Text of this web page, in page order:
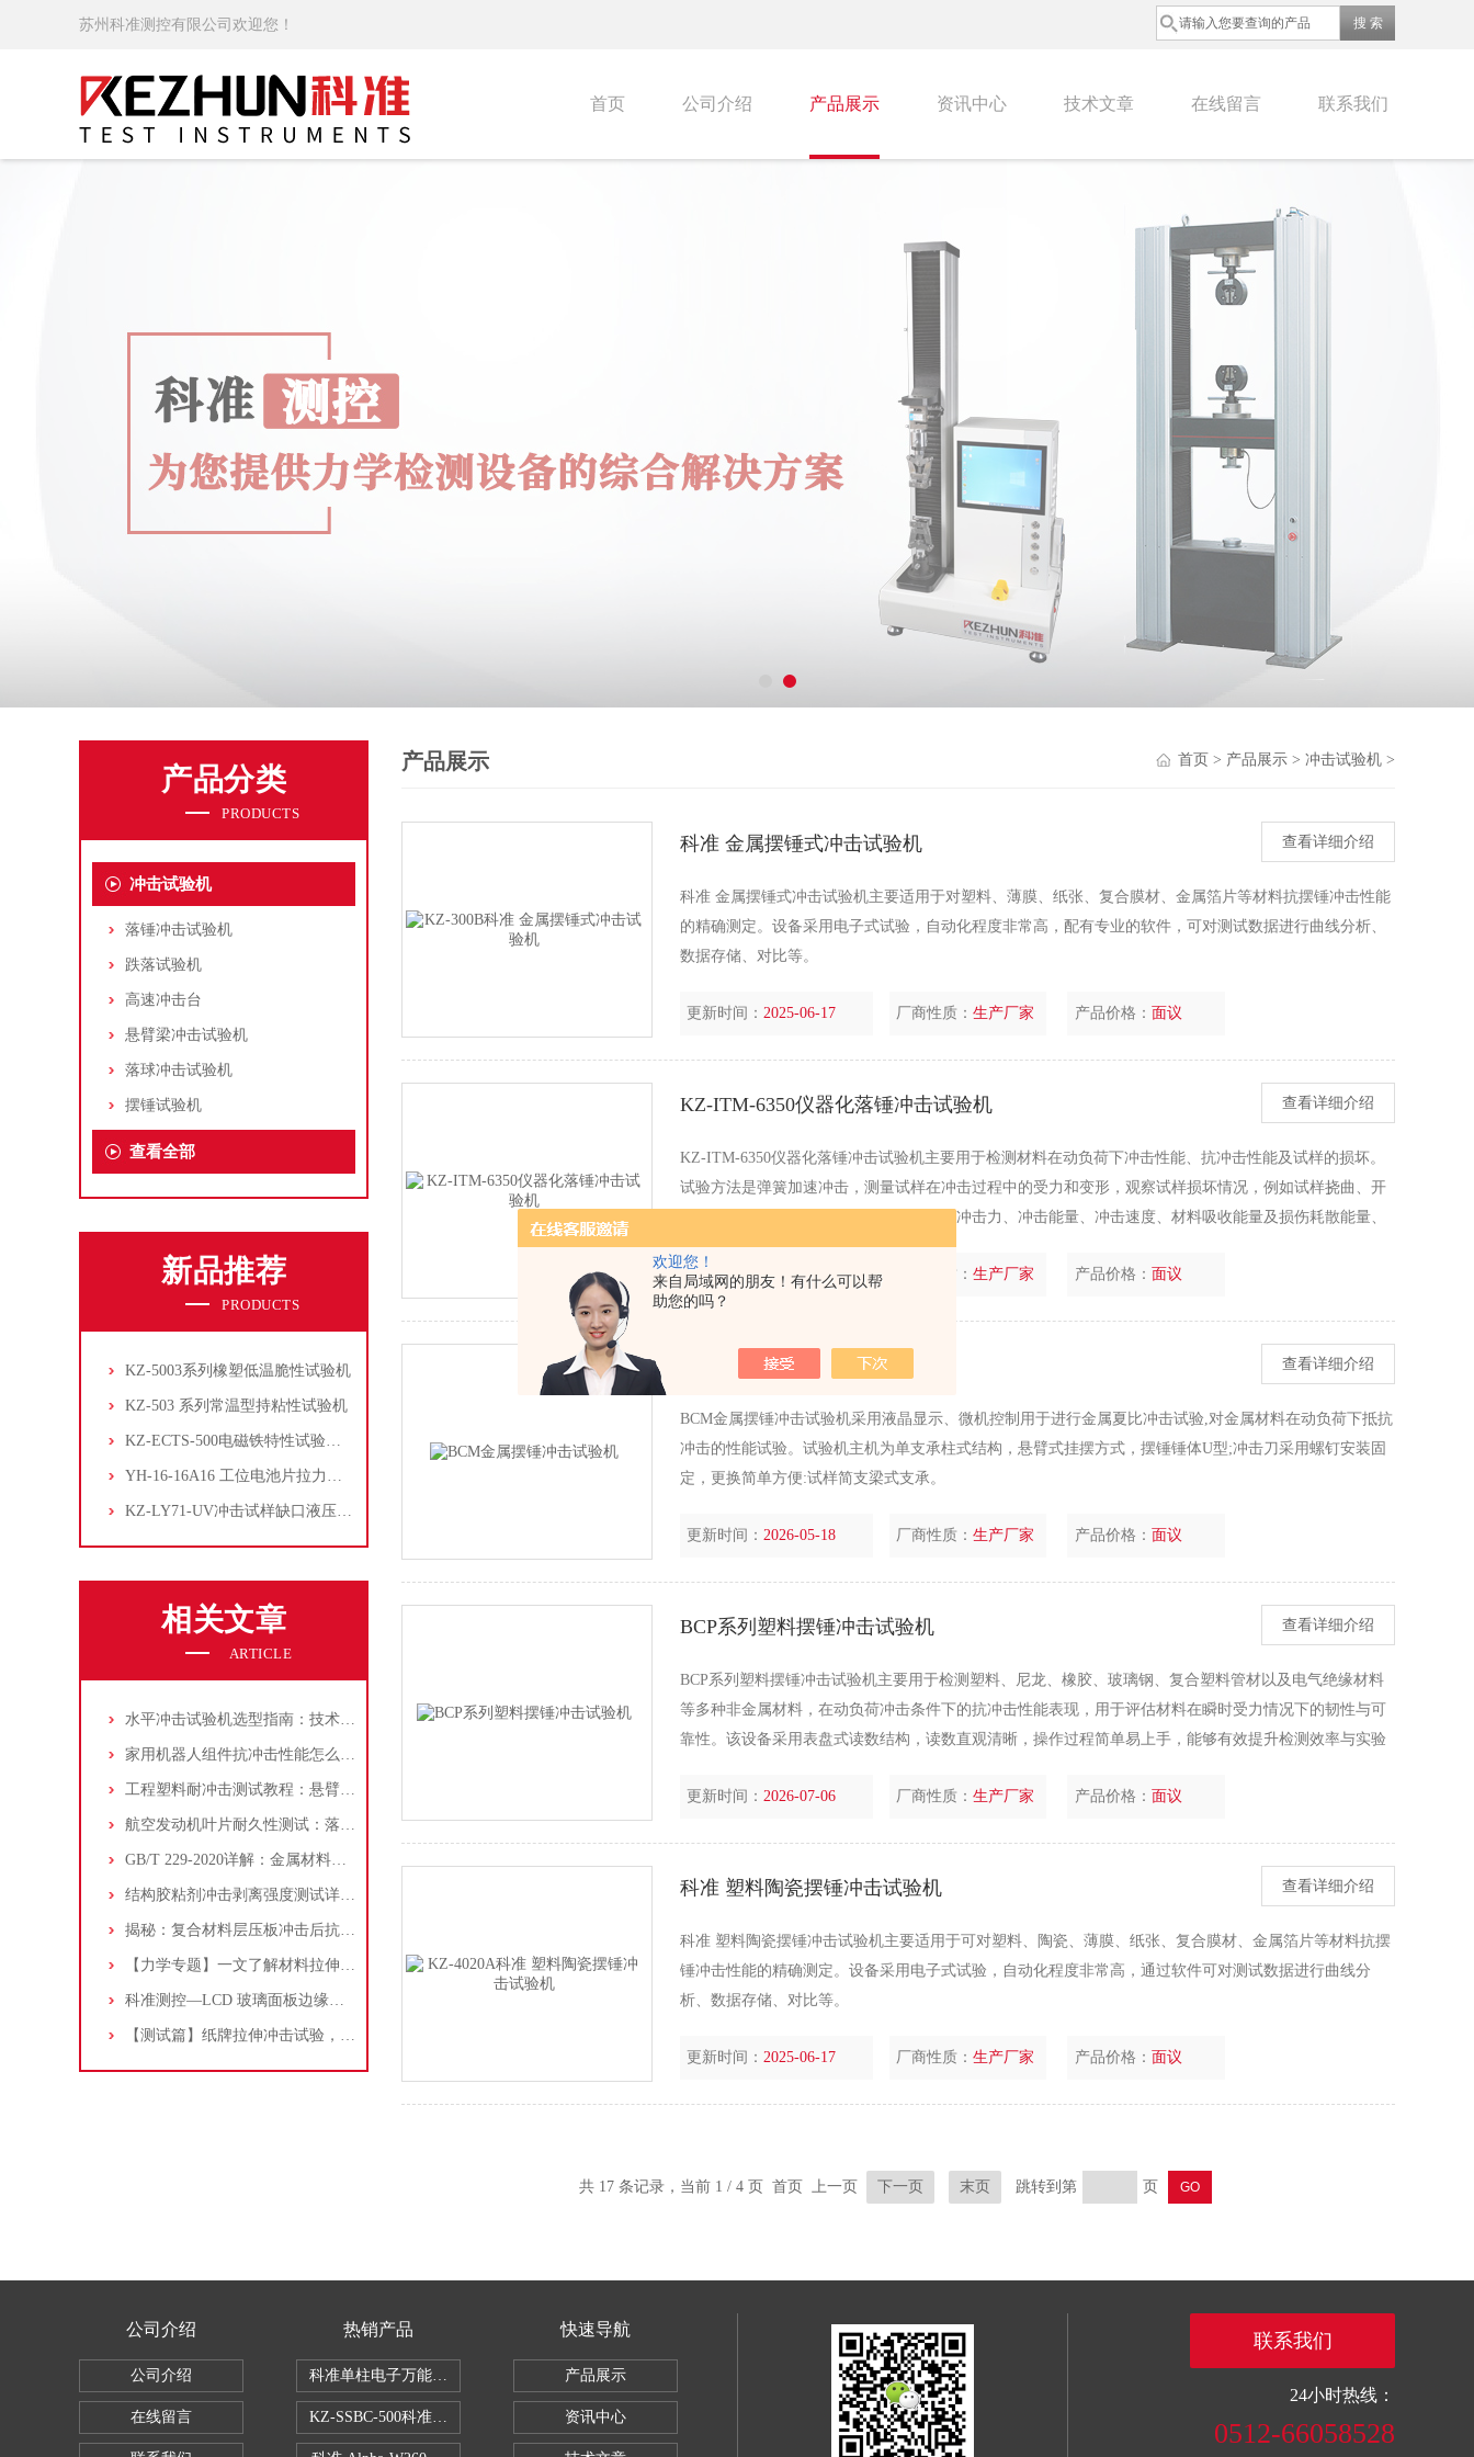
欢迎您！
来自局域网的朋友！有什么可以帮
助您的吗？
苏州科准测控有限公司欢迎您！
首页 公司介绍 产品展示 资讯中心 技术文章 在线留言 联系我们
产品分类
PRODUCTS
冲击试验机
落锤冲击试验机
跌落试验机
高速冲击台
悬臂梁冲击试验机
落球冲击试验机
摆锤试验机
查看全部
新品推荐
PRODUCTS
KZ-5003系列橡塑低温脆性试验机
KZ-503 系列常温型持粘性试验机
KZ-ECTS-500电磁铁特性试验系统
YH-16-16A16 工位电池片拉力试验机
KZ-LY71-UV冲击试样缺口液压拉床
相关文章
ARTICLE
水平冲击试验机选型指南：技术原理、核心参数与适用标准全解析
家用机器人组件抗冲击性能怎么测？落锤冲击试验机测试方法详解
工程塑料耐冲击测试教程：悬臂梁冲击试验机操作步骤详解【附视频】
航空发动机叶片耐久性测试：落锤冲击试验机的原理、标准与操作流程
GB/T 229-2020详解：金属材料夏比摆锤冲击试验方法与应用
结构胶粘剂冲击剥离强度测试详解，楔形物法助力分析
揭秘：复合材料层压板冲击后抗压强度测试全解析！
【力学专题】一文了解材料拉伸测试中的四个常见问题，附拉力试验机！
科准测控—LCD 玻璃面板边缘冲击测试分享，附落锤冲击试验机！
【测试篇】纸牌拉伸冲击试验，内附仪器和方法！
产品展示 首页 > 产品展示 > 冲击试验机 >
科准 金属摆锤式冲击试验机 查看详细介绍
科准 金属摆锤式冲击试验机主要适用于对塑料、薄膜、纸张、复合膜材、金属箔片等材料抗摆锤冲击性能
的精确测定。设备采用电子式试验，自动化程度非常高，配有专业的软件，可对测试数据进行曲线分析、
数据存储、对比等。
更新时间：2025-06-17 厂商性质：生产厂家 产品价格： 面议
KZ-ITM-6350仪器化落锤冲击试验机 查看详细介绍
KZ-ITM-6350仪器化落锤冲击试验机主要用于检测材料在动负荷下冲击性能、抗冲击性能及试样的损坏。
试验方法是弹簧加速冲击，测量试样在冲击过程中的受力和变形，观察试样损坏情况，例如试样挠曲、开
裂和断裂。能够通过软件数据分析，得到冲击力、冲击能量、冲击速度、材料吸收能量及损伤耗散能量、
损伤临界点。
更新时间：2026-05-04 厂商性质：生产厂家 产品价格： 面议
BCM金属摆锤冲击试验机 查看详细介绍
BCM金属摆锤冲击试验机采用液晶显示、微机控制用于进行金属夏比冲击试验,对金属材料在动负荷下抵抗
冲击的性能试验。试验机主机为单支承柱式结构，悬臂式挂摆方式，摆锤锤体U型;冲击刀采用螺钉安装固
定，更换简单方便:试样简支梁式支承。
更新时间：2026-05-18 厂商性质：生产厂家 产品价格： 面议
BCP系列塑料摆锤冲击试验机 查看详细介绍
BCP系列塑料摆锤冲击试验机主要用于检测塑料、尼龙、橡胶、玻璃钢、复合塑料管材以及电气绝缘材料
等多种非金属材料，在动负荷冲击条件下的抗冲击性能表现，用于评估材料在瞬时受力情况下的韧性与可
靠性。该设备采用表盘式读数结构，读数直观清晰，操作过程简单易上手，能够有效提升检测效率与实验
捷，可适配不同标准与不同规格试样
更新时间：2026-07-06 厂商性质：生产厂家 产品价格： 面议
科准 塑料陶瓷摆锤冲击试验机 查看详细介绍
科准 塑料陶瓷摆锤冲击试验机主要适用于可对塑料、陶瓷、薄膜、纸张、复合膜材、金属箔片等材料抗摆
锤冲击性能的精确测定。设备采用电子式试验，自动化程度非常高，通过软件可对测试数据进行曲线分
析、数据存储、对比等。
更新时间：2025-06-17 厂商性质：生产厂家 产品价格： 面议
共 17 条记录，当前 1 / 4 页 首页 上一页 下一页 末页 跳转到第 页
公司介绍
公司介绍
在线留言
热销产品
科准单柱电子万能拉力机KZ-SSBC-500
KZ-SSBC-500科准单柱电子万能试验机5KG
快速导航
产品展示
资讯中心
联系我们
24小时热线：
0512-66058528